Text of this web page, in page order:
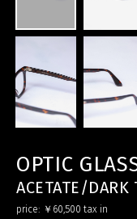
OPTIC
ACETATE/DARK
price: ￥60,500 tax in